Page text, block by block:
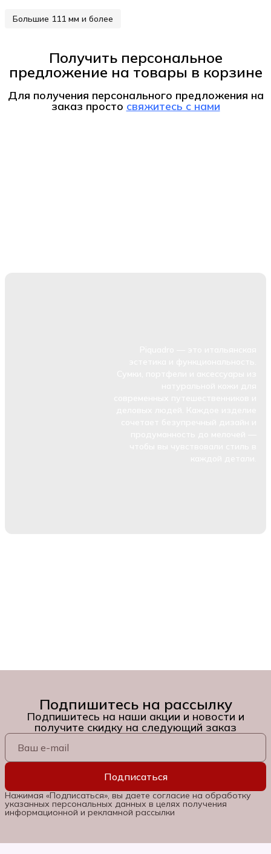
Большие 111 мм и более
Получить персональное
предложение на товары в корзине
Для получения персонального предложения на
заказ просто свяжитесь с нами
Подпишитесь на рассылку
Подпишитесь на наши акции и новости и
получите скидку на следующий заказ
Подписаться
Нажимая «Подписаться», вы даете согласие на обработку
указанных персональных данных в целях получения
информационной и рекламной рассылки